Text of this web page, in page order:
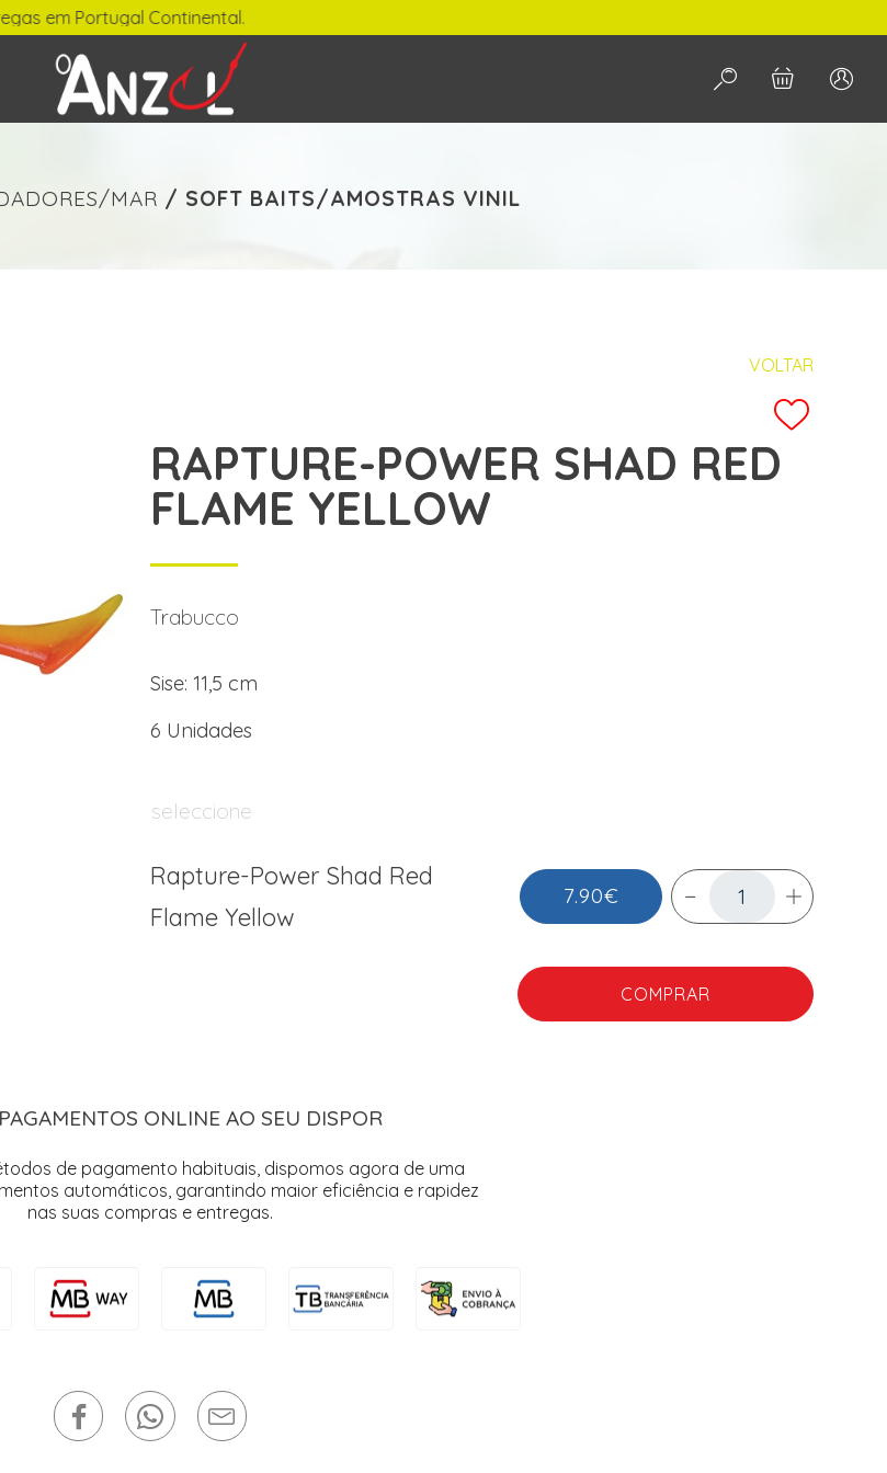
- € min./max.
em Portugal Continental.
MAR / SOFT BAITS/AMOSTRAS VINIL
VOLTAR
RAPTURE-POWER SHAD RED
FLAME YELLOW
Trabucco
Sise: 11,5 cm
6 Unidades
seleccione
Rapture-Power Shad Red
Flame Yellow
7.90€
COMPRAR
ONLINE AO SEU DISPOR
de pagamento habituais, dispomos agora de uma
automáticos, garantindo maior eficiência e rapidez
nas suas compras e entregas.